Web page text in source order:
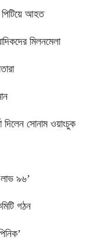
পিটিয়ে আহত
মিলনমেলা
দিলেন সোনাম ওয়াংচুক
৯৬’
গঠন